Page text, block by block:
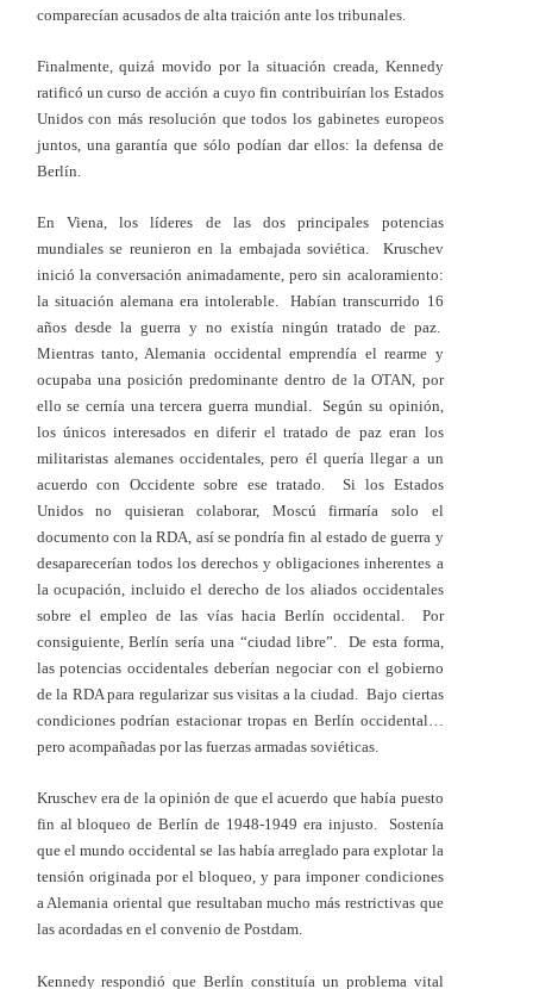
comparecían acusados de alta traición ante los tribunales.
Finalmente, quizá movido por la situación creada, Kennedy
ratificó un curso de acción a cuyo fin contribuirían los Estados
Unidos con más resolución que todos los gabinetes europeos
juntos, una garantía que sólo podían dar ellos: la defensa de
Berlín.
En Viena, los líderes de las dos principales potencias
mundiales se reunieron en la embajada soviética. Kruschev
inició la conversación animadamente, pero sin acaloramiento:
la situación alemana era intolerable. Habían transcurrido 16
años desde la guerra y no existía ningún tratado de paz.
Mientras tanto, Alemania occidental emprendía el rearme y
ocupaba una posición predominante dentro de la OTAN, por
ello se cernía una tercera guerra mundial. Según su opinión,
los únicos interesados en diferir el tratado de paz eran los
militaristas alemanes occidentales, pero él quería llegar a un
acuerdo con Occidente sobre ese tratado. Si los Estados
Unidos no quisieran colaborar, Moscú firmaría solo el
documento con la RDA, así se pondría fin al estado de guerra y
desaparecerían todos los derechos y obligaciones inherentes a
la ocupación, incluido el derecho de los aliados occidentales
sobre el empleo de las vías hacia Berlín occidental. Por
consiguiente, Berlín sería una “ciudad libre”. De esta forma,
las potencias occidentales deberían negociar con el gobierno
de la RDA para regularizar sus visitas a la ciudad. Bajo ciertas
condiciones podrían estacionar tropas en Berlín occidental…
pero acompañadas por las fuerzas armadas soviéticas.
Kruschev era de la opinión de que el acuerdo que había puesto
fin al bloqueo de Berlín de 1948-1949 era injusto. Sostenía
que el mundo occidental se las había arreglado para explotar la
tensión originada por el bloqueo, y para imponer condiciones
a Alemania oriental que resultaban mucho más restrictivas que
las acordadas en el convenio de Postdam.
Kennedy respondió que Berlín constituía un problema vital